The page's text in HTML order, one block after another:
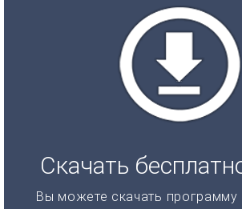
Скачать
Вы можете скачать программу